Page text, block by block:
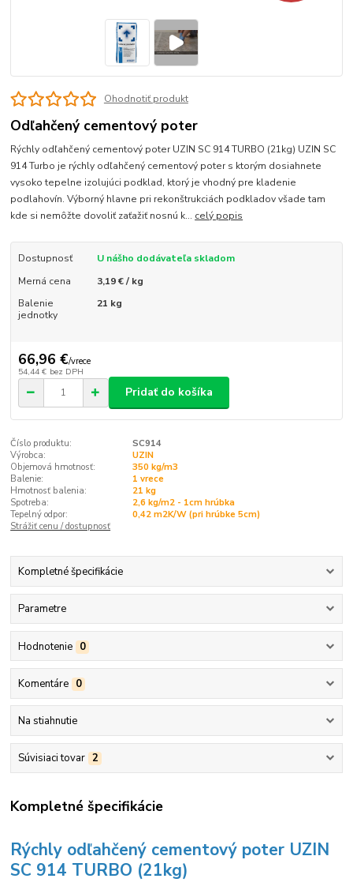
Ohodnotiť produkt
Odľahčený cementový poter
Rýchly odľahčený cementový poter UZIN SC 914 TURBO (21kg) UZIN SC
914 Turbo je rýchly odľahčený cementový poter s ktorým dosiahnete
vysoko tepelne izolujúci podklad, ktorý je vhodný pre kladenie
podlahovín. Výborný hlavne pri rekonštrukciách podkladov všade tam
kde si nemôžte dovoliť zaťažiť nosnú k... celý popis
Dostupnosť
U nášho dodávateľa skladom
Merná cena
3,19 € / kg
Balenie
jednotky
21 kg
66,96 €/vrece
54,44 € bez DPH
Pridať do košíka
Číslo produktu:
SC914
Výrobca:
UZIN
Objemová hmotnosť:
350 kg/m3
Balenie:
1 vrece
Hmotnosť balenia:
21 kg
Spotreba:
2,6 kg/m2 - 1cm hrúbka
Tepelný odpor:
0,42 m2K/W (pri hrúbke 5cm)
Strážiť cenu / dostupnosť
Kompletné špecifikácie
Parametre
Hodnotenie 0
Komentáre 0
Na stiahnutie
Súvisiaci tovar 2
Kompletné špecifikácie
Rýchly odľahčený cementový poter UZIN
SC 914 TURBO (21kg)